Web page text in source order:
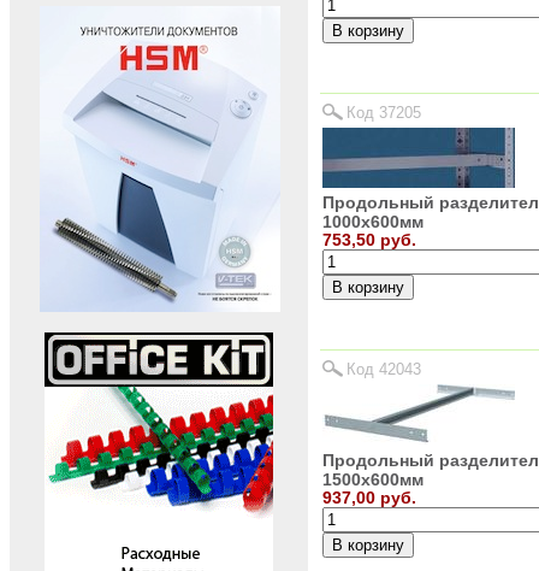
Код 37205
Продольный
1000х600мм
753,50 руб.
Код 42043
Продольный
1500х600мм
937,00 руб.